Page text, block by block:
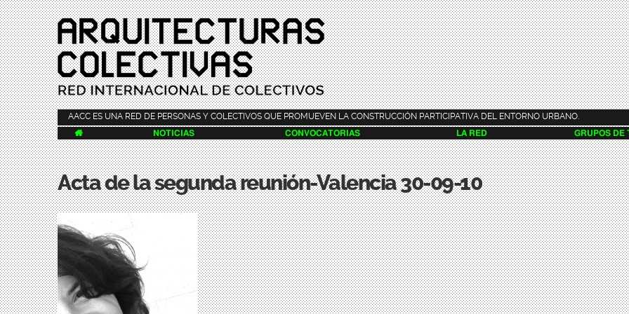
Pasar al
contenido
principal
AACC ES UNA RED DE PERSONAS Y COLECTIVOS QUE PROMUEVEN LA CONSTRUCCIÓN PARTICIPATIVA DEL ENTORNO URBANO.
 NOTICIAS CONVOCATORIAS LA RED GRUPOS DE
Acta de la segunda reunión-Valencia 30-09-10